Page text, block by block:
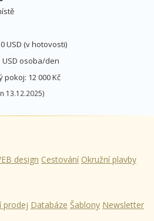
USD (v hotovosti)
osoba/den
12 000 Kč
13.12.2025)
design Cestování Okružní plavby
prodej Databáze Šablony Newsletter